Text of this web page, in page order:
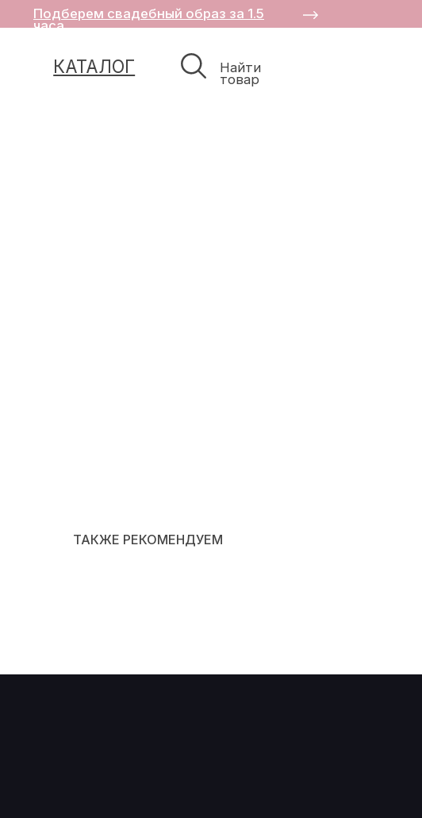
товар
Подберем свадебный образ за 1.5
часа
ТАКЖЕ РЕКОМЕНДУЕМ